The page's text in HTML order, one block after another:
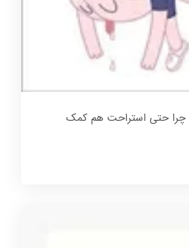
چرا حتی استراحت هم کمک